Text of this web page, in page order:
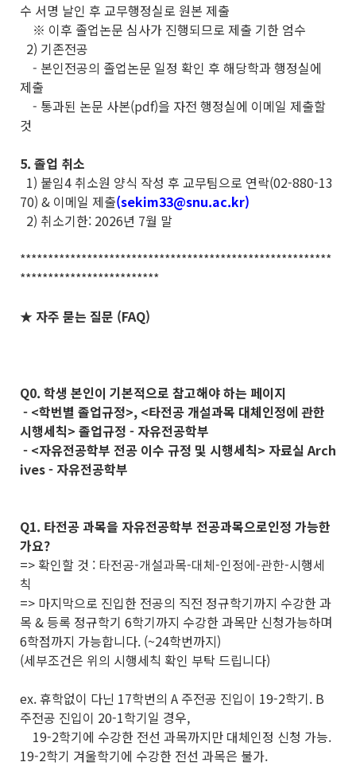
수 서명 날인 후 교무행정실로 원본 제출
※ 이후 졸업논문 심사가 진행되므로 제출 기한 엄수
2) 기존전공
- 본인전공의 졸업논문 일정 확인 후 해당학과 행정실에
제출
- 통과된 논문 사본(pdf)을 자전 행정실에 이메일 제출할
것
5. 졸업 취소
1) 붙임4 취소원 양식 작성 후 교무팀으로 연락(02-880-13
70) & 이메일 제출(sekim33@snu.ac.kr)
2) 취소기한: 2026년 7월 말
********************************************************
*************************
★ 자주 묻는 질문 (FAQ)
Q0. 학생 본인이 기본적으로 참고해야 하는 페이지
- <학번별 졸업규정>, <타전공 개설과목 대체인정에 관한
시행세칙> 졸업규정 - 자유전공학부
- <자유전공학부 전공 이수 규정 및 시행세칙> 자료실 Arch
ives - 자유전공학부
Q1. 타전공 과목을 자유전공학부 전공과목으로인정 가능한
가요?
=> 확인할 것 : 타전공-개설과목-대체-인정에-관한-시행세
칙
=> 마지막으로 진입한 전공의 직전 정규학기까지 수강한 과
목 & 등록 정규학기 6학기까지 수강한 과목만 신청가능하며
6학점까지 가능합니다. (~24학번까지)
(세부조건은 위의 시행세칙 확인 부탁 드립니다)
ex. 휴학없이 다닌 17학번의 A 주전공 진입이 19-2학기. B
주전공 진입이 20-1학기일 경우,
19-2학기에 수강한 전선 과목까지만 대체인정 신청 가능.
19-2학기 겨울학기에 수강한 전선 과목은 불가.